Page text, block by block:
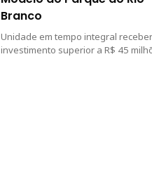
Branco
Unidade em tempo integral
investimento superior a R$ 45